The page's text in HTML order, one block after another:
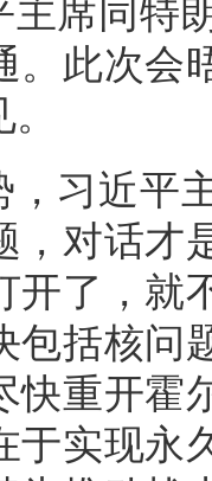
主席同特
。此次会
，习近平
，对话才
开了，就
包括核问
快重开霍
于实现永